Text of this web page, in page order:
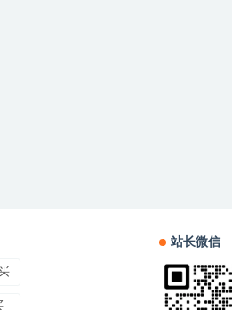
站长微信